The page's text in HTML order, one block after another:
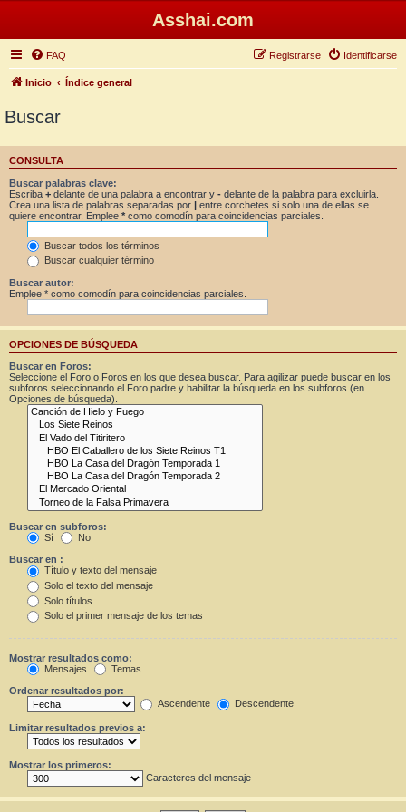
Asshai.com
FAQ Identificarse
Registrarse
Inicio Índice general
Buscar
CONSULTA
Buscar palabras clave:
Escriba + delante de una palabra a encontrar y - delante de la palabra para excluirla.
Crea una lista de palabras separadas por | entre corchetes si solo una de ellas se
quiere encontrar. Emplee * como comodín para coincidencias parciales.
Buscar todos los términos
Buscar cualquier término
Buscar autor:
Emplee * como comodín para coincidencias parciales.
OPCIONES DE BÚSQUEDA
Buscar en Foros:
Seleccione el Foro o Foros en los que desea buscar. Para agilizar puede buscar en los
subforos seleccionando el Foro padre y habilitar la búsqueda en los subforos (en
Opciones de búsqueda).
Buscar en subforos:
Sí
No
Buscar en :
Título y texto del mensaje
Solo el texto del mensaje
Solo títulos
Solo el primer mensaje de los temas
Mostrar resultados como:
Mensajes
Temas
Ordenar resultados por:
Ascendente
Descendente
Limitar resultados previos a:
Mostrar los primeros:
Caracteres del mensaje